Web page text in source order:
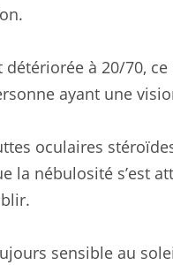
détériorée à 20/70,
ayant une
oculaires
la nébulosité s’est
sensible au